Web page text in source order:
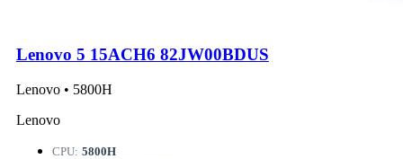
Lenovo 5 15ACH6 82JW00BDUS
Lenovo • 5800H
Lenovo
CPU: 5800H